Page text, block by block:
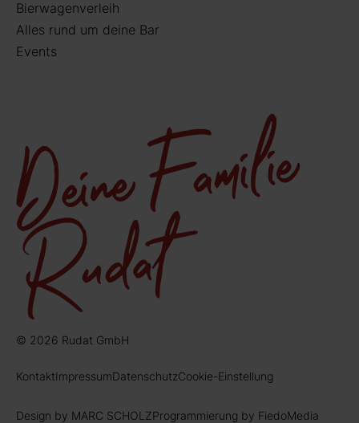
Bierwagenverleih
Alles rund um deine Bar
Events
© 2026 Rudat GmbH
KontaktImpressumDatenschutzCookie-Einstellung
Design by MARC SCHOLZProgrammierung by FiedoMedia